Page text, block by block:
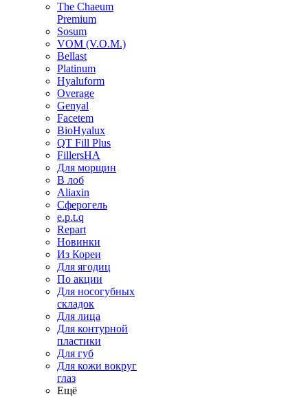
The Chaeum
Premium
Sosum
VOM (V.O.M.)
Bellast
Platinum
Hyaluform
Overage
Genyal
Facetem
BioHyalux
QT Fill Plus
FillersHA
Для морщин
В лоб
Aliaxin
Сферогель
e.p.t.q
Repart
Новинки
Из Кореи
Для ягодиц
По акции
Для носогубных
складок
Для лица
Для контурной
пластики
Для губ
Для кожи вокруг
глаз
Ещё